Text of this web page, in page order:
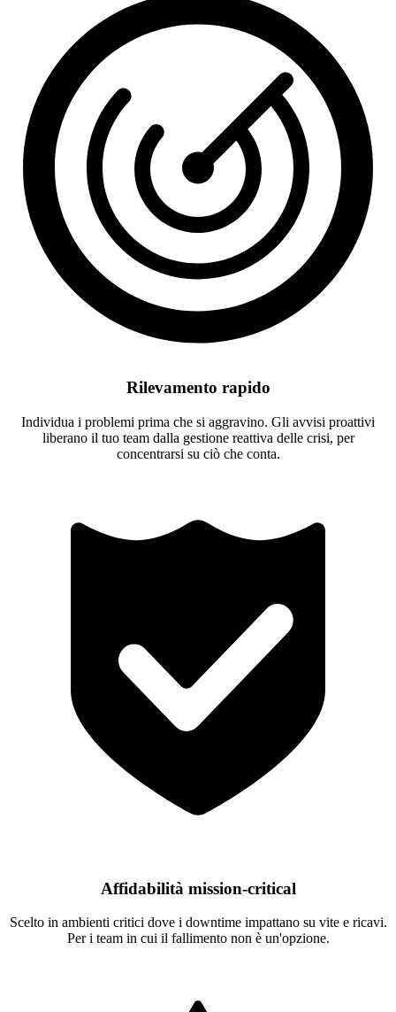
Rilevamento rapido
Individua i problemi prima che si aggravino. Gli avvisi proattivi
liberano il tuo team dalla gestione reattiva delle crisi, per
concentrarsi su ciò che conta.
Affidabilità mission-critical
Scelto in ambienti critici dove i downtime impattano su vite e ricavi.
Per i team in cui il fallimento non è un'opzione.